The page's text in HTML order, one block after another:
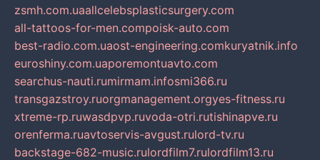
zsmh.com.uaallcelebsplasticsurgery.com
all-tattoos-for-men.compoisk-auto.com
best-radio.com.uaost-engineering.comkuryatnik.info
euroshiny.com.uaporemontuavto.com
searchus-nauti.rumirmam.infosmi366.ru
transgazstroy.ruorgmanagement.orgyes-fitness.ru
xtreme-rp.ruwasdpvp.ruvoda-otri.rutishinapve.ru
orenferma.ruavtoservis-avgust.rulord-tv.ru
backstage-682-music.rulordfilm7.rulordfilm13.ru